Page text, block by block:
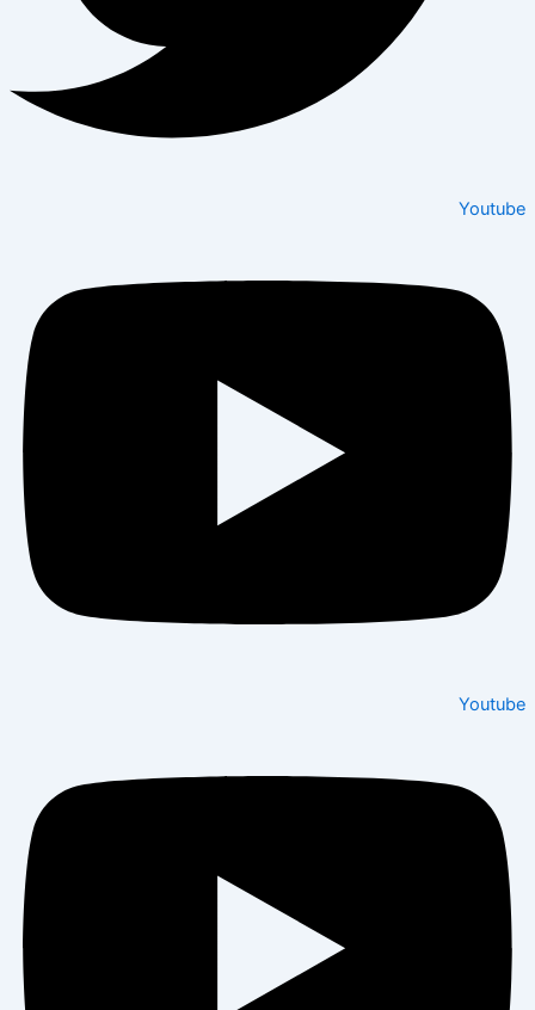
Youtube
Youtube